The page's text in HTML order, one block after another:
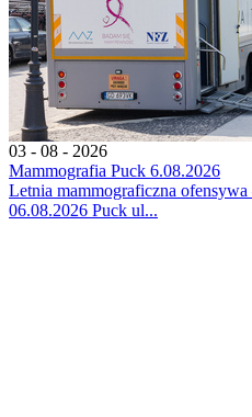
03 - 08 - 2026
Mammografia Puck 6.08.2026
Letnia mammograficzna
06.08.2026 Puck ul...